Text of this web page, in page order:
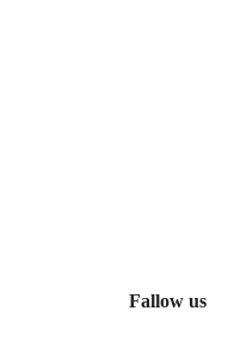
Fallow us